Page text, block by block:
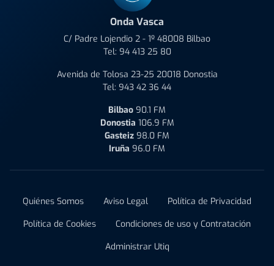
Onda Vasca
C/ Padre Lojendio 2 - 1º 48008 Bilbao
Tel: 94 413 25 80
Avenida de Tolosa 23-25 20018 Donostia
Tel: 943 42 36 44
Bilbao 90.1 FM
Donostia 106.9 FM
Gasteiz 98.0 FM
Iruña 96.0 FM
Quiénes Somos Aviso Legal
Política de Privacidad
Política de Cookies
Condiciones de uso y Contratación
Administrar Utiq